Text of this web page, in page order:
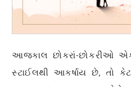
આજકાલ છોકરાં-છોકરીઓ
સ્ટાઈલથી આકર્ષાય છે, તો